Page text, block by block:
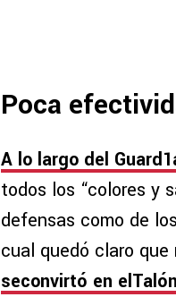
Poca
A lo largo del
todos los “colores y
defensas como de
cual quedó claro
seconvirtó en